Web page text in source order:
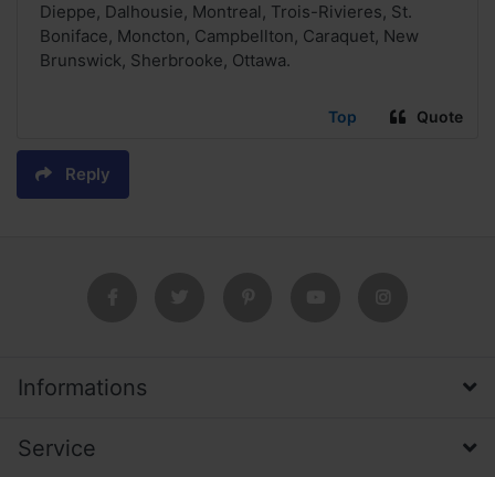
Dieppe, Dalhousie, Montreal, Trois-Rivieres, St.
Boniface, Moncton, Campbellton, Caraquet, New
Brunswick, Sherbrooke, Ottawa.
Top Quote
Reply
Informations
Service